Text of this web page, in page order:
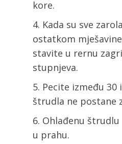
kore.
Kada su sve
ostatkom
stavite u rernu
stupnjeva.
Pecite između
štrudla ne postane
Ohlađenu
u prahu.